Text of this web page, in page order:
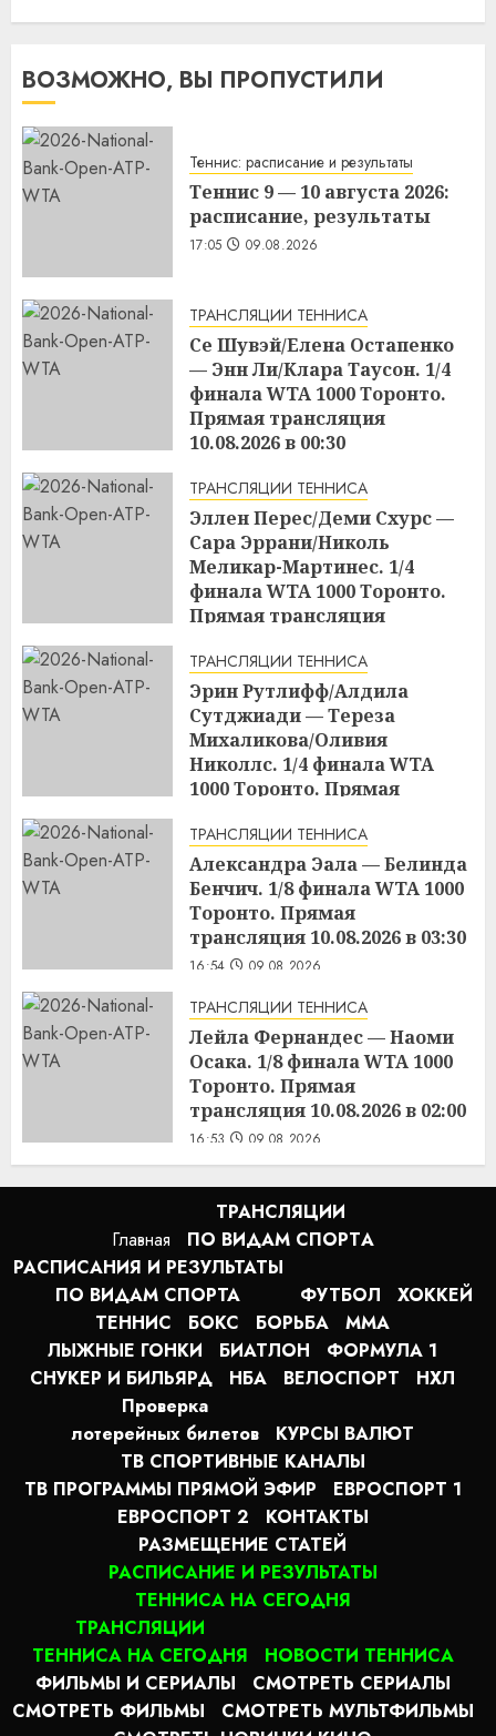
ВОЗМОЖНО, ВЫ ПРОПУСТИЛИ
Теннис: расписание и результаты
Теннис 9 — 10 августа 2026:
расписание, результаты
17:05 09.08.2026
ТРАНСЛЯЦИИ ТЕННИСА
Се Шувэй/Елена Остапенко
— Энн Ли/Клара Таусон. 1/4
финала WTA 1000 Торонто.
Прямая трансляция
10.08.2026 в 00:30
ТРАНСЛЯЦИИ ТЕННИСА
Эллен Перес/Деми Схурс —
Сара Эррани/Николь
Меликар-Мартинес. 1/4
финала WTA 1000 Торонто.
Прямая трансляция
17:03 09.08.2026
ТРАНСЛЯЦИИ ТЕННИСА
Эрин Рутлифф/Алдила
Сутджиади — Тереза
Михаликова/Оливия
Николлс. 1/4 финала WTA
1000 Торонто. Прямая
17:01 09.08.2026
ТРАНСЛЯЦИИ ТЕННИСА
Александра Эала — Белинда
Бенчич. 1/8 финала WTA 1000
Торонто. Прямая
трансляция 10.08.2026 в 03:30
16:54 09.08.2026
ТРАНСЛЯЦИИ ТЕННИСА
Лейла Фернандес — Наоми
Осака. 1/8 финала WTA 1000
Торонто. Прямая
трансляция 10.08.2026 в 02:00
16:53 09.08.2026
Главная
ТРАНСЛЯЦИИ
ПО ВИДАМ СПОРТA
РАСПИСАНИЯ И РЕЗУЛЬТАТЫ
ПО ВИДАМ СПОРТА
ФУТБОЛ
ХОККЕЙ
ТЕННИС
БОКС БОРЬБА
MMA
ЛЫЖНЫЕ ГОНКИ
БИАТЛОН
ФОРМУЛА 1
СНУКЕР И БИЛЬЯРД
НБА ВЕЛОСПОРТ
НХЛ
Проверка
лотерейных билетов
КУРСЫ ВАЛЮТ
ТВ СПОРТИВНЫЕ КАНАЛЫ
ТВ ПРОГРАММЫ ПРЯМОЙ ЭФИР
ЕВРОСПОРТ 1
ЕВРОСПОРТ 2
КОНТАКТЫ
РАЗМЕЩЕНИЕ СТАТЕЙ
РАСПИСАНИЕ И РЕЗУЛЬТАТЫ
ТЕННИСА НА СЕГОДНЯ
ТРАНСЛЯЦИИ
ТЕННИСА НА СЕГОДНЯ
НОВОСТИ ТЕННИСА
ФИЛЬМЫ И СЕРИАЛЫ
СМОТРЕТЬ СЕРИАЛЫ
СМОТРЕТЬ ФИЛЬМЫ
СМОТРЕТЬ МУЛЬТФИЛЬМЫ